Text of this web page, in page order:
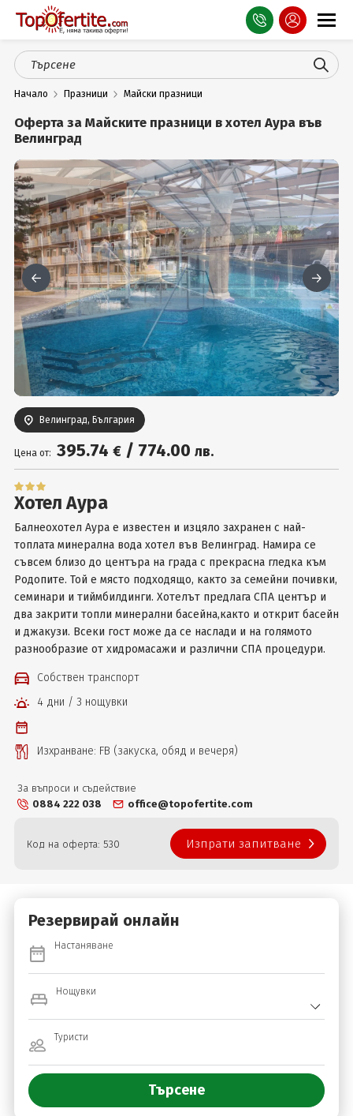
Оферти
СПА
Планина
Море
Чужбина
Празници
Турция
Гърция
Услуги
Вход
Начало Празници Майски празници
Оферта за Майските празници в хотел Аура във
Велинград
Велинград, България
Цена от: 395.74 € / 774.00 лв.
Хотел Аура
Балнеохотел Аура е известен и изцяло захранен с най-
топлата минерална вода хотел във Велинград. Намира се
съвсем близо до центъра на града с прекрасна гледка към
Родопите. Той е място подходящо, както за семейни почивки,
семинари и тиймбилдинги. Хотелът предлага СПА център и
два закрити топли минерални басейна,както и открит басейн
и джакузи. Всеки гост може да се наслади и на голямото
разнообразие от хидромасажи и различни СПА процедури.
Собствен транспорт
4 дни / 3 нощувки
Изхранване: FB (закуска, обяд и вечеря)
За въпроси и съдействие
0884 222 038
office@topofertite.com
Код на оферта: 530 Изпрати запитване
Резервирай онлайн
Настаняване
Нощувки
Туристи